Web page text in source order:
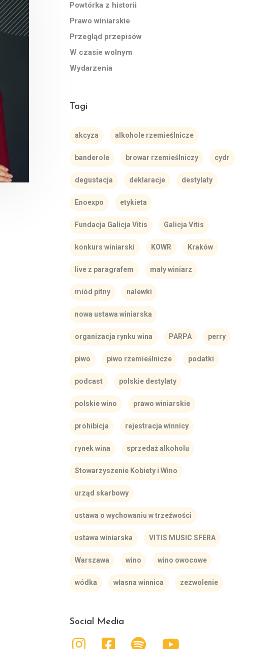
Powtórka z historii
Prawo winiarskie
Przegląd przepisów
W czasie wolnym
Wydarzenia
Tagi
akcyza alkohole rzemieślnicze
banderole browar rzemieślniczy cydr
degustacja deklaracje destylaty
Enoexpo etykieta
Fundacja Galicja Vitis Galicja Vitis
konkurs winiarski KOWR Kraków
live z paragrafem mały winiarz
miód pitny nalewki
nowa ustawa winiarska
organizacja rynku wina PARPA perry
piwo piwo rzemieślnicze podatki
podcast polskie destylaty
polskie wino prawo winiarskie
prohibicja rejestracja winnicy
rynek wina sprzedaż alkoholu
Stowarzyszenie Kobiety i Wino
urząd skarbowy
ustawa o wychowaniu w trzeźwości
ustawa winiarska VITIS MUSIC SFERA
Warszawa wino wino owocowe
wódka własna winnica zezwolenie
Social Media